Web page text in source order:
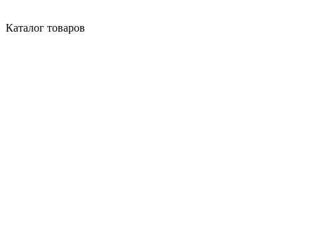
Каталог товаров